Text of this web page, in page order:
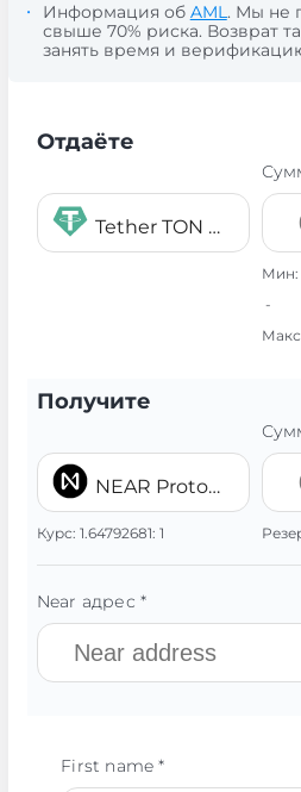
Информация об AML. Мы не
свыше 70% риска. Возврат
занять время и
Отдаёте
Tether TON USDT
Мин:
-
Получите
NEAR Protocol NEAR
Курс: 1.64792681: 1
Near адрес *
First name *